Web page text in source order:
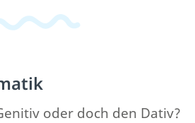
oder doch den Dativ?